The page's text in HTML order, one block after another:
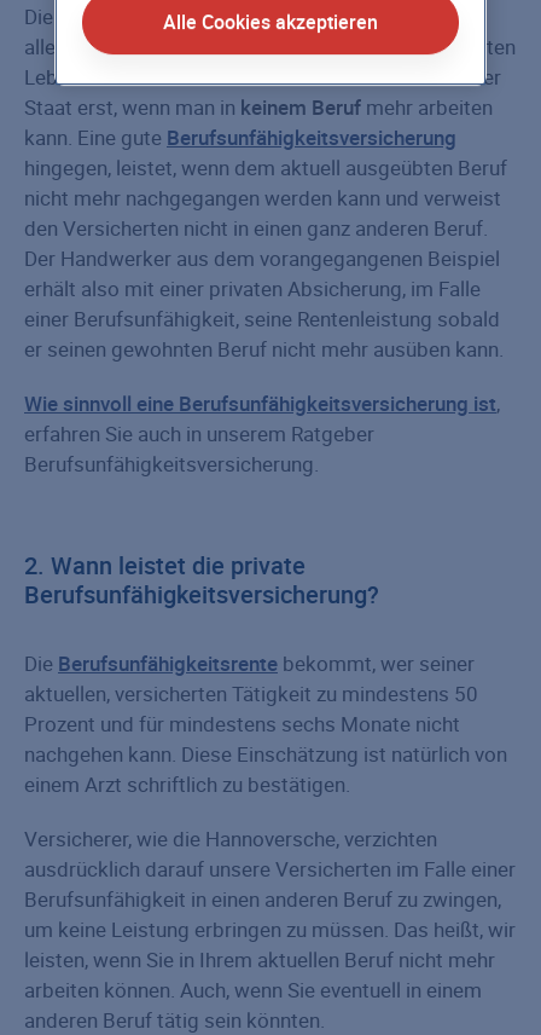
Die Erwerbs­minderungs­rente reicht für die
allermeisten Menschen nicht aus, um ihren gewohnten
Lebensstandard zu halten. Darüber hinaus leistet der
Staat erst, wenn man in keinem Beruf mehr arbeiten
kann. Eine gute Berufsunfähigkeitsversicherung
hingegen, leistet, wenn dem aktuell ausgeübten Beruf
nicht mehr nachgegangen werden kann und verweist
den Versicherten nicht in einen ganz anderen Beruf.
Der Handwerker aus dem vorangegangenen Beispiel
erhält also mit einer privaten Absicherung, im Falle
einer Berufsunfähigkeit, seine Rentenleistung sobald
er seinen gewohnten Beruf nicht mehr ausüben kann.
Wie sinnvoll eine Berufsunfähigkeitsversicherung ist,
erfahren Sie auch in unserem Ratgeber
Berufsunfähigkeitsversicherung.
2. Wann leistet die private
Berufsunfähigkeitsversicherung?
Die Berufsunfähigkeitsrente bekommt, wer seiner
aktuellen, versicherten Tätigkeit zu mindestens 50
Prozent und für mindestens sechs Monate nicht
nachgehen kann. Diese Einschätzung ist natürlich von
einem Arzt schriftlich zu bestätigen.
Versicherer, wie die Hannoversche, verzichten
ausdrücklich darauf unsere Versicherten im Falle einer
Berufsunfähigkeit in einen anderen Beruf zu zwingen,
um keine Leistung erbringen zu müssen. Das heißt, wir
leisten, wenn Sie in Ihrem aktuellen Beruf nicht mehr
arbeiten können. Auch, wenn Sie eventuell in einem
anderen Beruf tätig sein könnten.
Alle Cookies akzeptieren